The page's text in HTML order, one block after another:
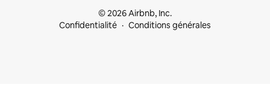
© 2026 Airbnb, Inc.
Confidentialité
Conditions générales